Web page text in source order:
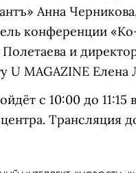
Анна
конференции
и д
U MAGAZINE Елена
с 10:00 до 11:15
Трансляция